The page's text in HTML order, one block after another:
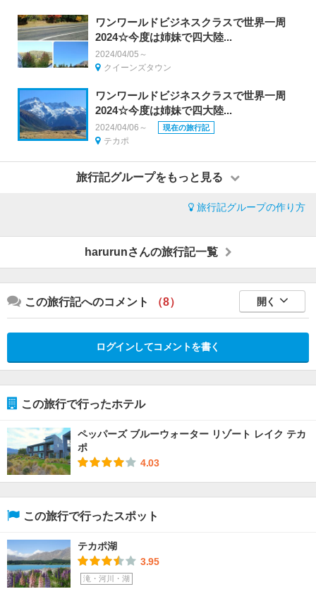
ワンワールドビジネスクラスで世界一周
2024☆今度は姉妹で四大陸...
2024/04/05～
クイーンズタウン
ワンワールドビジネスクラスで世界一周
2024☆今度は姉妹で四大陸...
2024/04/06～ 現在の旅行記
テカポ
旅行記グループをもっと見る
旅行記グループの作り方
harurunさんの旅行記一覧
この旅行記へのコメント （8） 開く
ログインしてコメントを書く
この旅行で行ったホテル
ペッパーズ ブルーウォーター リゾート レイク テカ
ポ
4.03
この旅行で行ったスポット
テカポ湖
3.95
滝・河川・湖